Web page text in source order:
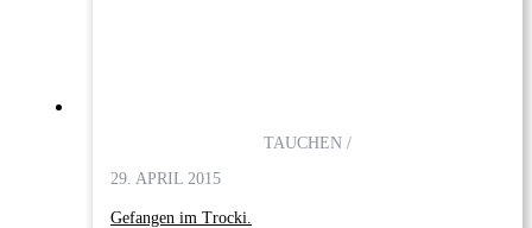
TAUCHEN /
29. APRIL 2015
Gefangen im Trocki.